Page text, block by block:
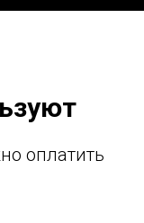
оплатить